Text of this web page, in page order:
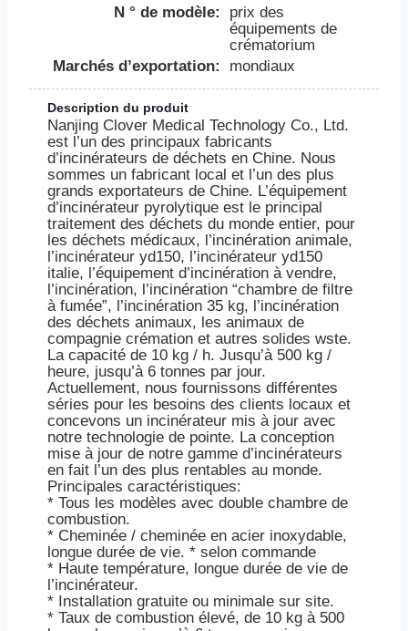
N ° de modèle:
prix des
équipements de
crématorium
Marchés d’exportation:
mondiaux
Description du produit
Nanjing Clover Medical Technology Co., Ltd.
est l’un des principaux fabricants
d’incinérateurs de déchets en Chine. Nous
sommes un fabricant local et l’un des plus
grands exportateurs de Chine. L’équipement
d’incinérateur pyrolytique est le principal
traitement des déchets du monde entier, pour
les déchets médicaux, l’incinération animale,
l’incinérateur yd150, l’incinérateur yd150
italie, l’équipement d’incinération à vendre,
l’incinération, l’incinération “chambre de filtre
à fumée”, l’incinération 35 kg, l’incinération
des déchets animaux, les animaux de
compagnie crémation et autres solides wste.
La capacité de 10 kg / h. Jusqu’à 500 kg /
heure, jusqu’à 6 tonnes par jour.
Actuellement, nous fournissons différentes
séries pour les besoins des clients locaux et
concevons un incinérateur mis à jour avec
notre technologie de pointe. La conception
mise à jour de notre gamme d’incinérateurs
en fait l’un des plus rentables au monde.
Principales caractéristiques:
* Tous les modèles avec double chambre de
combustion.
* Cheminée / cheminée en acier inoxydable,
longue durée de vie. * selon commande
* Haute température, longue durée de vie de
l’incinérateur.
* Installation gratuite ou minimale sur site.
* Taux de combustion élevé, de 10 kg à 500